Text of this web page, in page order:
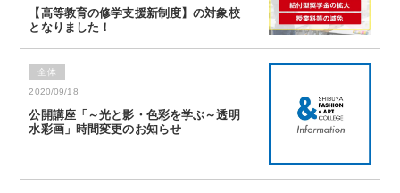
【高等教育の修学支援新制度】の対象校
となりました！
全体
2020/09/18
公開講座「～光と影・色彩を学ぶ～透明
水彩画」時間変更のお知らせ